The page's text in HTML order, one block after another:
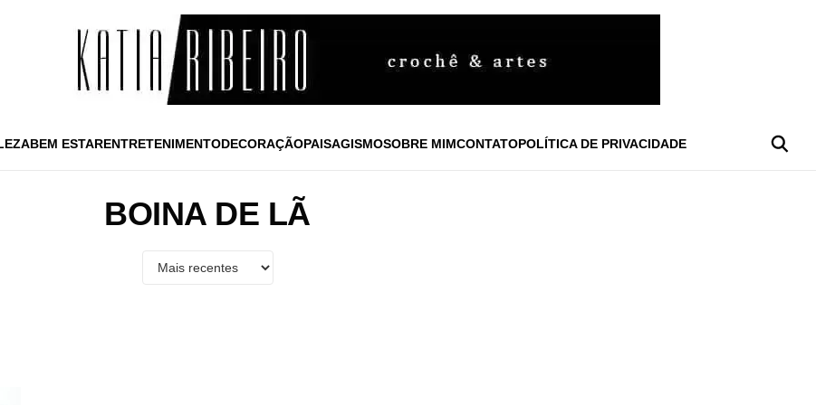
BEM ESTARENTRETENIMENTODECORAÇÃOPAISAGISMOSOBRE MIMCONTATOPOLÍTICA DE PRIVACIDADE
BOINA DE LÃ